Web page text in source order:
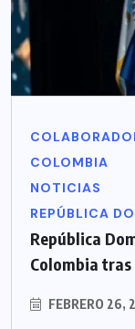
COLOMBIA
NOTICIAS
REPÚBLICA
República
Colombia
FEBRERO 26,